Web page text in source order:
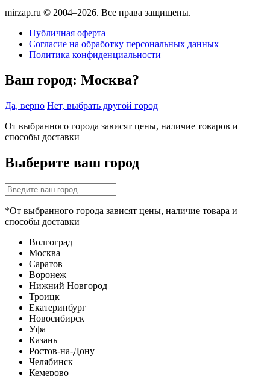
mirzap.ru © 2004–2026. Все права защищены.
Публичная оферта
Согласие на обработку персональных данных
Политика конфиденциальности
Ваш город: Москва?
Да, верно Нет, выбрать другой город
От выбранного города зависят цены, наличие товаров и
способы доставки
Выберите ваш город
*От выбранного города зависят цены, наличие товара и
способы доставки
Волгоград
Москва
Саратов
Воронеж
Нижний Новгород
Троицк
Екатеринбург
Новосибирск
Уфа
Казань
Ростов-на-Дону
Челябинск
Кемерово